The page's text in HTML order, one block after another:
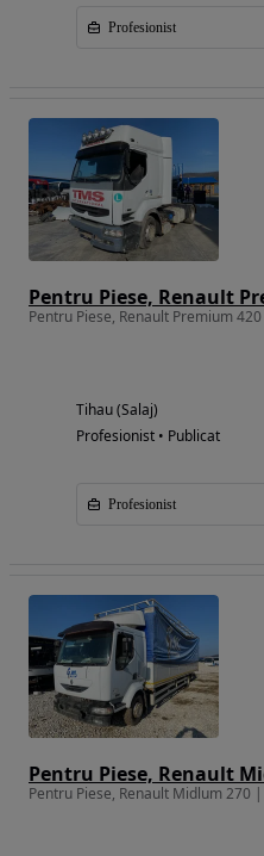
Profesionist
Tihau (Salaj)
Profesionist • Publicat
Profesionist